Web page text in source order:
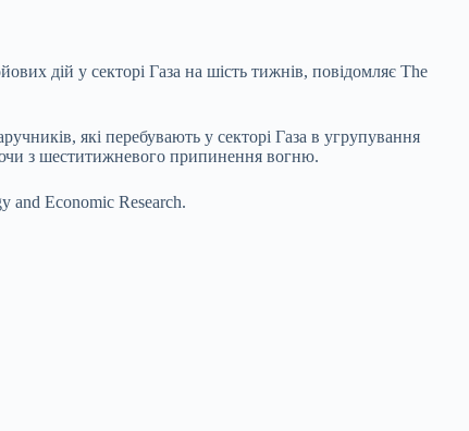
дій у секторі Газа на шість тижнів, повідомляє The
які перебувають у секторі Газа в угрупування
з шеститижневого припинення вогню.
and Economic Research.